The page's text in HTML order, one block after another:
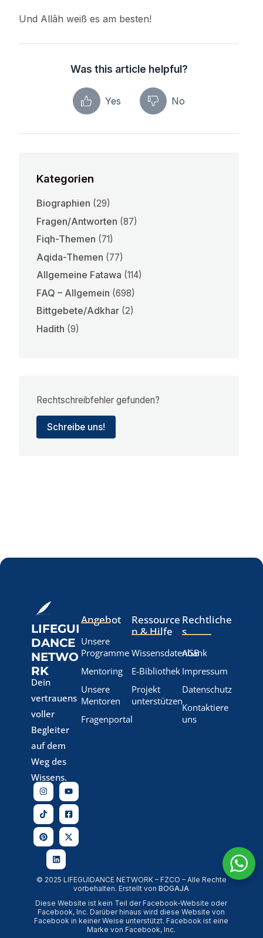
Und Allâh weiß es am besten!
Was this article helpful?
Yes No
Kategorien
Biographien (29)
Fragen/Antworten (87)
Fiqh-Themen (71)
Aqida-Themen (77)
Allgemeine Fatawa (114)
FAQ – Allgemein (698)
Bittgebete/Adkhar (2)
Hadith (9)
Rechtschreibfehler gefunden?
Schreibe uns!
LIFEGUI
DANCE
NETWO
RK
Dein
vertrauens
voller
Begleiter
auf dem
Weg des
Wissens.
Angebot
Unsere
Programme
Mentoring
Unsere
Mentoren
Fragenportal
Ressource
n & Hilfe
Wissensdatenbank
E-Bibliothek
Projekt
unterstützen
Rechtliche
s
AGB
Impressum
Datenschutz
Kontaktiere
uns
© 2025 LIFEGUIDANCE NETWORK – FZCO – Alle Rechte
vorbehalten. Erstellt vonBOGAJA
Diese Website ist kein Teil der Facebook-Website oder
Facebook, Inc. Darüber hinaus wird diese Website von
Facebook in keiner Weise unterstützt. Facebook ist eine
Marke von Facebook, Inc.